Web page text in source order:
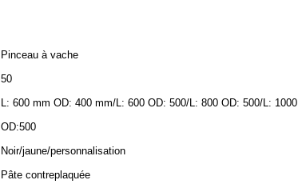
Pinceau à vache
50
L: 600 mm OD: 400 mm/L: 600 OD: 500/L: 800 OD: 500/L: 1000
OD:500
Noir/jaune/personnalisation
Pâte contreplaquée